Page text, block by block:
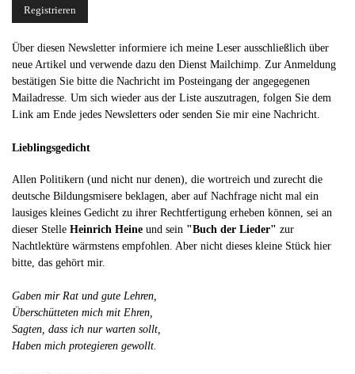
Über diesen Newsletter informiere ich meine Leser ausschließlich über
neue Artikel und verwende dazu den Dienst Mailchimp. Zur Anmeldung
bestätigen Sie bitte die Nachricht im Posteingang der angegegenen
Mailadresse. Um sich wieder aus der Liste auszutragen, folgen Sie dem
Link am Ende jedes Newsletters oder senden Sie mir eine Nachricht.
Lieblingsgedicht
Allen Politikern (und nicht nur denen), die wortreich und zurecht die
deutsche Bildungsmisere beklagen, aber auf Nachfrage nicht mal ein
lausiges kleines Gedicht zu ihrer Rechtfertigung erheben können, sei an
dieser Stelle Heinrich Heine und sein "Buch der Lieder" zur
Nachtlektüre wärmstens empfohlen. Aber nicht dieses kleine Stück hier
bitte, das gehört mir.
Gaben mir Rat und gute Lehren,
Überschütteten mich mit Ehren,
Sagten, dass ich nur warten sollt,
Haben mich protegieren gewollt.